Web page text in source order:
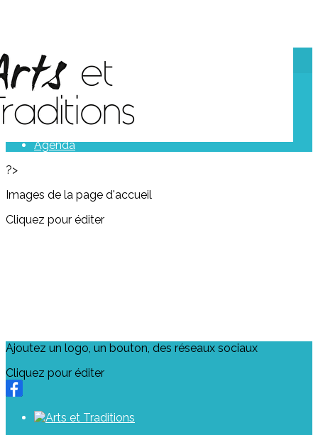
Menu
<
>
Evénements
Agenda
?>
Images de la page d'accueil
Cliquez pour éditer
Ajoutez un logo, un bouton, des réseaux sociaux
Cliquez pour éditer